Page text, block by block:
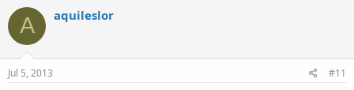
A aquileslor
Jul 5, 2013 #11